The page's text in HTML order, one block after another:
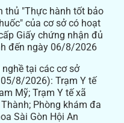
thủ "Thực hành tốt bảo
của cơ sở có hoạt
Giấy chứng nhận đủ
đến ngày 06/8/2026
tại các cơ sở
8/2026): Trạm Y tế
Mỹ; Trạm Y tế xã
Phòng khám đa
Sài Gòn Hội An